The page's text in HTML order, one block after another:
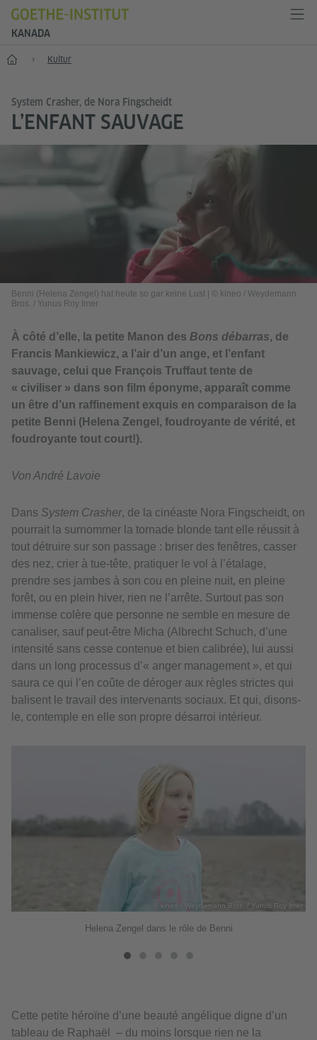
KANADA
Start Kultur
System Crasher, de Nora Fingscheidt
L’ENFANT SAUVAGE
Benni (Helena Zengel) hat heute so gar keine Lust
© kineo / Weydemann
Bros. / Yunus Roy Imer
À côté d’elle, la petite Manon des Bons débarras, de
Francis Mankiewicz, a l’air d’un ange, et l’enfant
sauvage, celui que François Truffaut tente de
« civiliser » dans son film éponyme, apparaît comme
un être d’un raffinement exquis en comparaison de la
petite Benni (Helena Zengel, foudroyante de vérité, et
foudroyante tout court!).
Von André Lavoie
Dans System Crasher, de la cinéaste Nora Fingscheidt, on
pourrait la surnommer la tornade blonde tant elle réussit à
tout détruire sur son passage : briser des fenêtres, casser
des nez, crier à tue-tête, pratiquer le vol à l’étalage,
prendre ses jambes à son cou en pleine nuit, en pleine
forêt, ou en plein hiver, rien ne l’arrête. Surtout pas son
immense colère que personne ne semble en mesure de
canaliser, sauf peut-être Micha (Albrecht Schuch, d’une
intensité sans cesse contenue et bien calibrée), lui aussi
dans un long processus d’« anger management », et qui
saura ce qui l’en coûte de déroger aux règles strictes qui
balisent le travail des intervenants sociaux. Et qui, disons-
le, contemple en elle son propre désarroi intérieur.
© kineo / Weydemann Bros. / Yunus Roy Imer
Helena Zengel dans le rôle de Benni
Cette petite héroïne d’une beauté angélique digne d’un
tableau de Raphaël – du moins lorsque rien ne la